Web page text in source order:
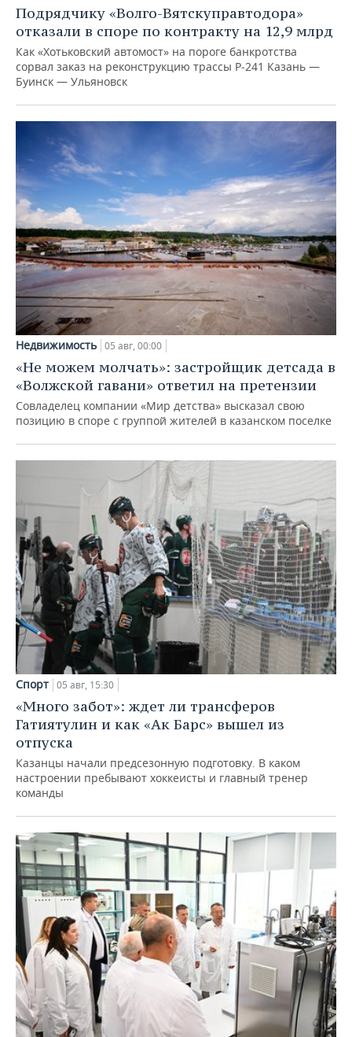
Подрядчику «Волго-Вятскуправтодора»
отказали в споре по контракту на 12,9 млрд
Как «Хотьковский автомост» на пороге банкротства
сорвал заказ на реконструкцию трассы Р‑241 Казань —
Буинск — Ульяновск
Недвижимость 05 авг, 00:00
«Не можем молчать»: застройщик детсада в
«Волжской гавани» ответил на претензии
Совладелец компании «Мир детства» высказал свою
позицию в споре с группой жителей в казанском поселке
Спорт 05 авг, 15:30
«Много забот»: ждет ли трансферов
Гатиятулин и как «Ак Барс» вышел из
отпуска
Казанцы начали предсезонную подготовку. В каком
настроении пребывают хоккеисты и главный тренер
команды